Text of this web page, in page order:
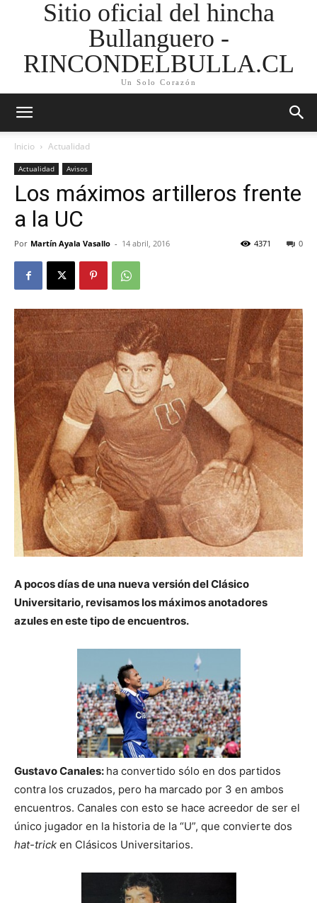
Sitio oficial del hincha
Bullanguero -
RINCONDELBULLA.CL
Un Solo Corazón
Inicio Actualidad
Actualidad Avisos
Los máximos artilleros frente
a la UC
Por Martín Ayala Vasallo - 14 abril, 2016 0
4371
A pocos días de una nueva versión del Clásico
Universitario, revisamos los máximos anotadores
azules en este tipo de encuentros.
Gustavo Canales: ha convertido sólo en dos partidos
contra los cruzados, pero ha marcado por 3 en ambos
encuentros. Canales con esto se hace acreedor de ser el
único jugador en la historia de la “U”, que convierte dos
hat-trick en Clásicos Universitarios.